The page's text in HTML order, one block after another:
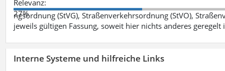
Relevanz:
27%
ngsordnung (StVG), Straßenverkehrsordnung (StVO),
jeweils gültigen Fassung, soweit hier nichts anderes geregelt
Interne Systeme und hilfreiche Links